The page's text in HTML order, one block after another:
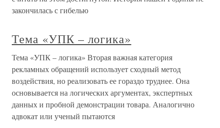
закончилась с гибелью
Тема «УПК – логика»
Тема «УПК – логика» Вторая важная категория
рекламных обращений использует сходный метод
воздействия, но реализовать ее гораздо труднее. Она
основывается на логических аргументах, экспертных
данных и пробной демонстрации товара. Аналогично
адвокат или ученый пытаются